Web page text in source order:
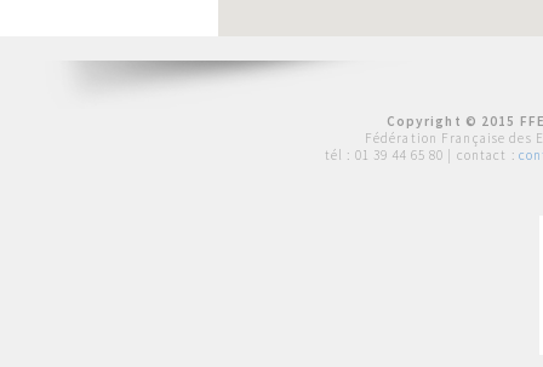
Copyright © 2015
Fédération Française des
tél : 01 39 44 65 80 | contact :